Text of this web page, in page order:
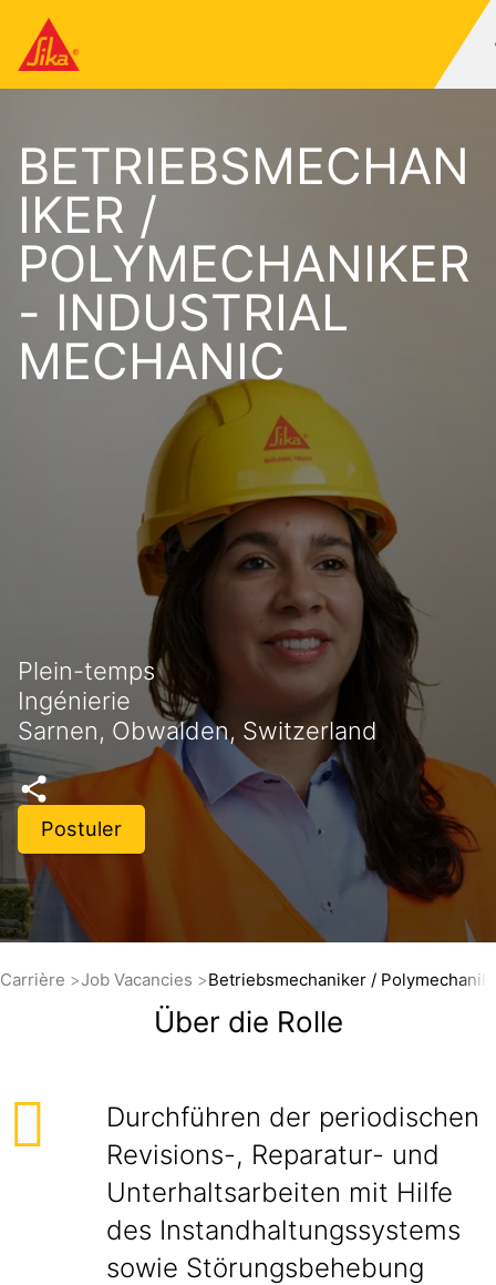
BETRIEBSMECHAN
IKER /
POLYMECHANIKER
- INDUSTRIAL
MECHANIC
Plein-temps
Ingénierie
Sarnen, Obwalden, Switzerland
Postuler
Carrière Job Vacancies Betriebsmechaniker /
Über die Rolle
Durchführen der periodischen
Revisions-, Reparatur- und
Unterhaltsarbeiten mit Hilfe
des Instandhaltungssystems
sowie Störungsbehebung